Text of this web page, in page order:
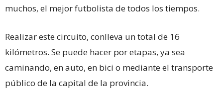
muchos, el mejor futbolista de todos los tiempos.
Realizar este circuito, conlleva un total de 16
kilómetros. Se puede hacer por etapas, ya sea
caminando, en auto, en bici o mediante el transporte
público de la capital de la provincia.